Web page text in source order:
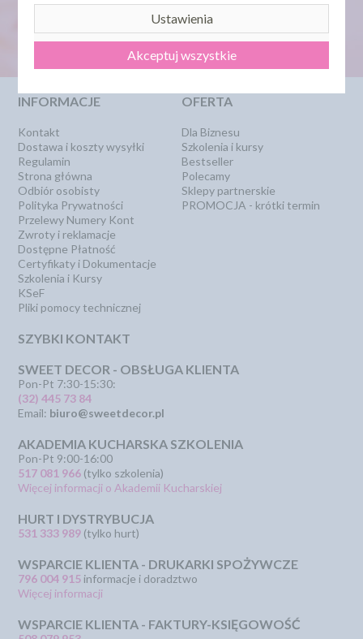
INFORMACJE
Kontakt
Dostawa i koszty wysyłki
Regulamin
Strona główna
Odbiór osobisty
Polityka Prywatności
Przelewy Numery Kont
Zwroty i reklamacje
Dostępne Płatność
Certyfikaty i Dokumentacje
Szkolenia i Kursy
KSeF
Pliki pomocy technicznej
OFERTA
Dla Biznesu
Szkolenia i kursy
Bestseller
Polecamy
Sklepy partnerskie
PROMOCJA - krótki termin
SZYBKI KONTAKT
SWEET DECOR - OBSŁUGA KLIENTA
Pon-Pt 7:30-15:30:
(32) 445 73 84
Email: biuro@sweetdecor.pl
AKADEMIA KUCHARSKA SZKOLENIA
Pon-Pt 9:00-16:00
517 081 966 (tylko szkolenia)
Więcej informacji o Akademii Kucharskiej
HURT I DYSTRYBUCJA
531 333 989 (tylko hurt)
WSPARCIE KLIENTA - DRUKARKI SPOŻYWCZE
796 004 915 informacje i doradztwo
Więcej informacji
WSPARCIE KLIENTA - FAKTURY-KSIĘGOWOŚĆ
Ustawienia
Akceptuj wszystkie